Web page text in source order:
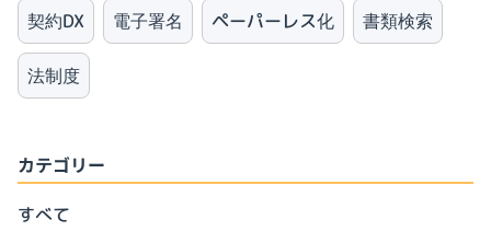
契約DX 電子署名 ペーパーレス化 書類検索
法制度
カテゴリー
すべて